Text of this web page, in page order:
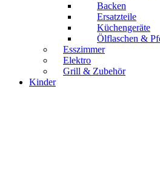
Backen
Ersatzteile
Küchengeräte
Ölflaschen &
Esszimmer
Elektro
Grill & Zubehör
Kinder